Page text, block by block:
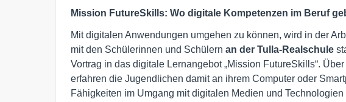
Mission FutureSkills: Wo digitale Kompetenzen im Beruf
Mit digitalen Anwendungen umgehen zu können, wird in der
mit den Schülerinnen und Schülern an der Tulla-Realschule
Vortrag in das digitale Lernangebot „Mission FutureSkills“.
erfahren die Jugendlichen damit an ihrem Computer oder
Fähigkeiten im Umgang mit digitalen Medien und